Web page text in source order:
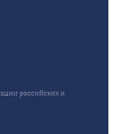
российских и